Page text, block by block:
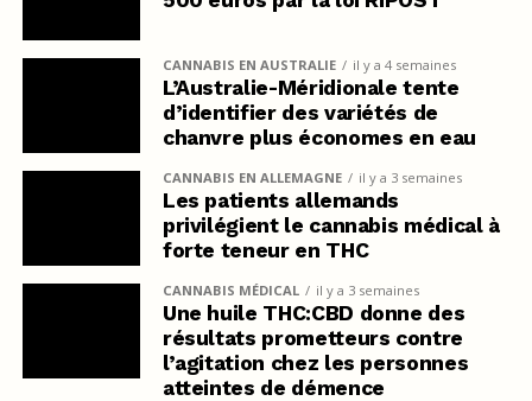
CANNABIS EN AUSTRALIE il y a 4 semaines
L’Australie-Méridionale tente
d’identifier des variétés de
chanvre plus économes en eau
CANNABIS EN ALLEMAGNE il y a 3 semaines
Les patients allemands
privilégient le cannabis médical à
forte teneur en THC
CANNABIS MÉDICAL il y a 3 semaines
Une huile THC:CBD donne des
résultats prometteurs contre
l’agitation chez les personnes
atteintes de démence